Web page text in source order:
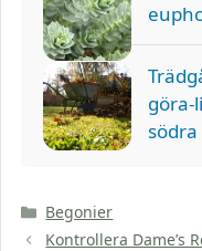
göra-
södra
Kategorier
Begonier
Kontrollera Dame’s